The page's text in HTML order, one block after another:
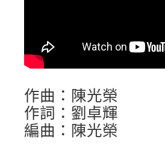
作曲：陳光榮
作詞：劉卓輝
編曲：陳光榮